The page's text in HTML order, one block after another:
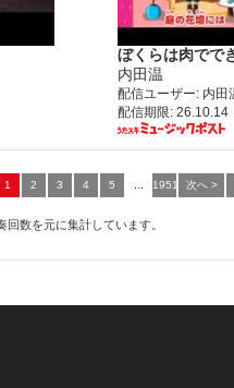
ぼくらは肉でで
内田温
配信ユーザー: 内田
配信期限: 26.10.14
1 2 3 4 5 1951 次へ >
数を元に集計しています。